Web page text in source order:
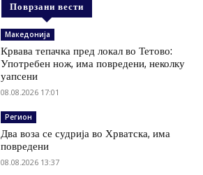
Поврзани вести
Македонија
Крвава тепачка пред локал во Тетово:
Употребен нож, има повредени, неколку
уапсени
08.08.2026 17:01
Регион
Два воза се судрија во Хрватска, има
повредени
08.08.2026 13:37